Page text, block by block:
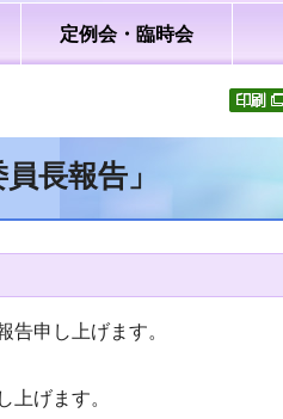
定例会・臨時会
長報告」
申し上げます。
上げます。